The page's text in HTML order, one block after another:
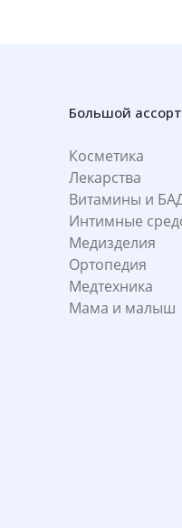
Большой
Косметика
Лекарства
Витамины и
Интимные
Медизделия
Ортопедия
Медтехника
Мама и малыш